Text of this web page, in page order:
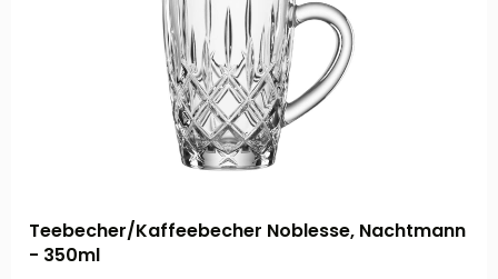
Teebecher/Kaffeebecher Noblesse, Nachtmann
- 350ml